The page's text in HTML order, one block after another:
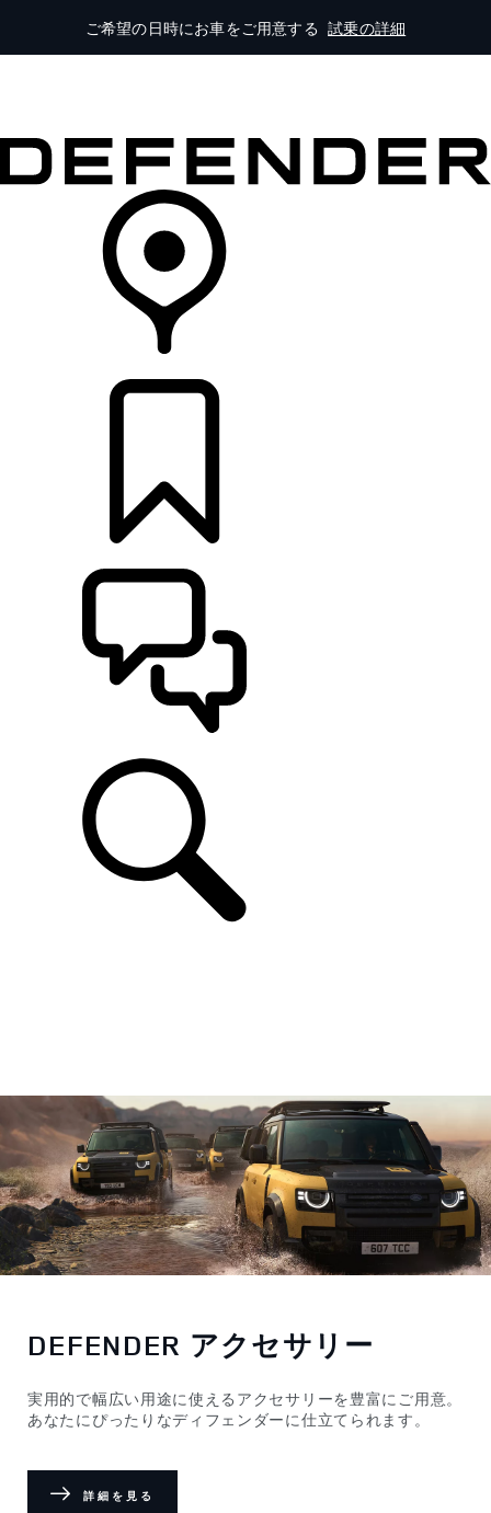
ご希望の日時にお車をご用意する試乗の詳細
DEFENDER アクセサリー
実用的で幅広い用途に使えるアクセサリーを豊富にご用意。
あなたにぴったりなディフェンダーに仕立てられます。
詳細を見る